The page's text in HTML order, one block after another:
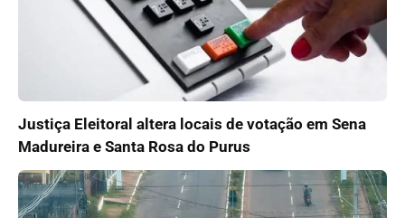
Justiça Eleitoral altera locais de votação em Sena
Madureira e Santa Rosa do Purus